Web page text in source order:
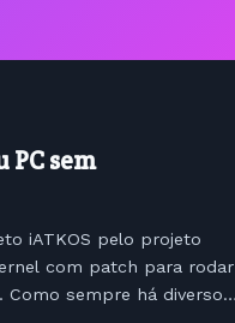
PC sem
iATKOS pelo projeto
com patch para rodar
Como sempre há diversos